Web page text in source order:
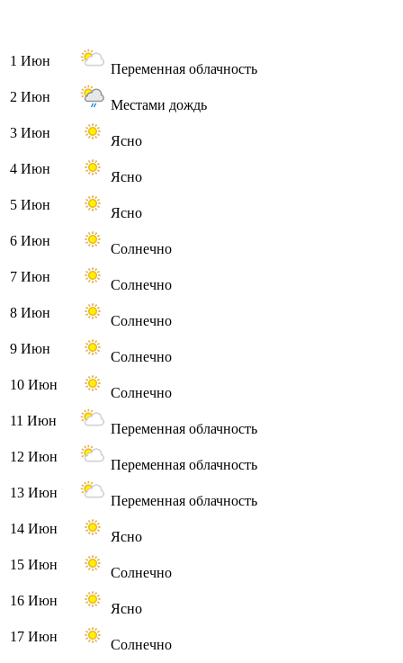
1 Июн
Переменная облачность
2 Июн
Местами дождь
3 Июн
Ясно
4 Июн
Ясно
5 Июн
Ясно
6 Июн
Солнечно
7 Июн
Солнечно
8 Июн
Солнечно
9 Июн
Солнечно
10 Июн
Солнечно
11 Июн
Переменная облачность
12 Июн
Переменная облачность
13 Июн
Переменная облачность
14 Июн
Ясно
15 Июн
Солнечно
16 Июн
Ясно
17 Июн
Солнечно